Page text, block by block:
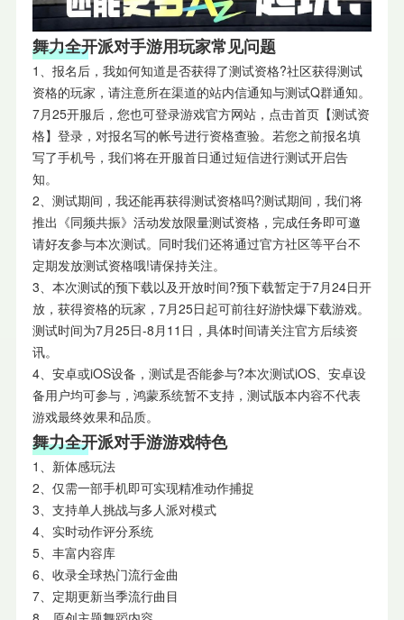
舞力全开派对手游用玩家常见问题
1、报名后，我如何知道是否获得了测试资格?社区获得测试
资格的玩家，请注意所在渠道的站内信通知与测试Q群通知。
7月25开服后，您也可登录游戏官方网站，点击首页【测试资
格】登录，对报名写的帐号进行资格查验。若您之前报名填
写了手机号，我们将在开服首日通过短信进行测试开启告
知。
2、测试期间，我还能再获得测试资格吗?测试期间，我们将
推出《同频共振》活动发放限量测试资格，完成任务即可邀
请好友参与本次测试。同时我们还将通过官方社区等平台不
定期发放测试资格哦!请保持关注。
3、本次测试的预下载以及开放时间?预下载暂定于7月24日开
放，获得资格的玩家，7月25日起可前往好游快爆下载游戏。
测试时间为7月25日-8月11日，具体时间请关注官方后续资
讯。
4、安卓或iOS设备，测试是否能参与?本次测试iOS、安卓设
备用户均可参与，鸿蒙系统暂不支持，测试版本内容不代表
游戏最终效果和品质。
舞力全开派对手游游戏特色
1、新体感玩法
2、仅需一部手机即可实现精准动作捕捉
3、支持单人挑战与多人派对模式
4、实时动作评分系统
5、丰富内容库
6、收录全球热门流行金曲
7、定期更新当季流行曲目